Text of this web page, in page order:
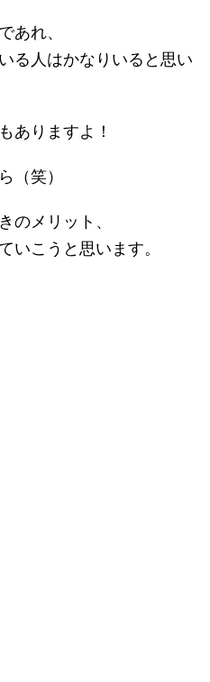
あれ、
る人はかなりいると思い
ありますよ！
（笑）
のメリット、
いこうと思います。